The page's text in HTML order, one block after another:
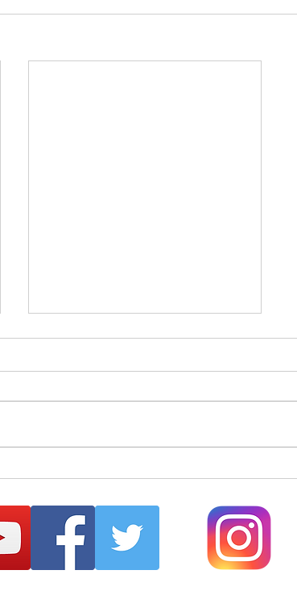
はじめてのまほらbo2026夏
【まほらboの催し/行事】